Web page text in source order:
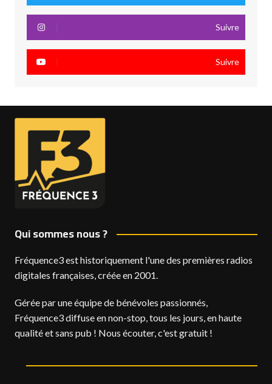
Suivre
Suivre
Qui sommes nous ?
Fréquence3 est historiquement l'une des premières radios
digitales françaises, créée en 2001.
Gérée par une équipe de bénévoles passionnés,
Fréquence3 diffuse en non-stop, tous les jours, en haute
qualité et sans pub ! Nous écouter, c'est gratuit !